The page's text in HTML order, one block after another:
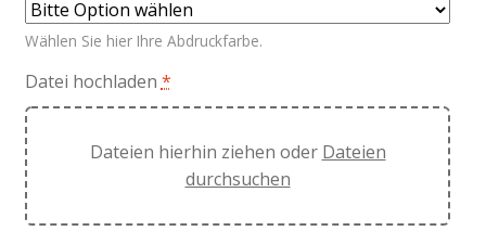
Wählen Sie hier Ihre Abdruckfarbe.
Datei hochladen *
Dateien hierhin ziehen oder Dateien
durchsuchen